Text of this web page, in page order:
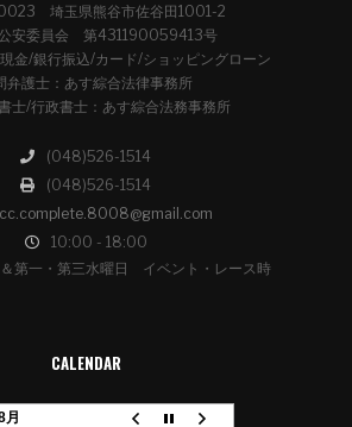
埼玉県熊谷市佐谷田1001-2
安委員会 第431190059413号
金/銀行振込/カード/ショッピングローン
弁護士：あす綜合法律事務所
士/行政書士：あす綜合法務事務所
(048)526-1514
(048)526-1514
10:00 - 18:00
第一・第三水曜日 イベント・レース時
CALENDAR
月